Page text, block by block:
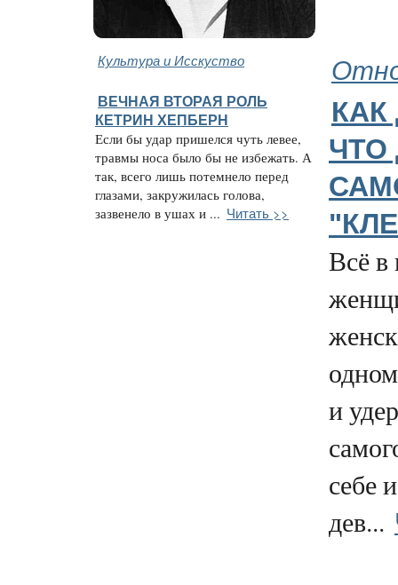
Культура и Исскуство
ВЕЧНАЯ ВТОРАЯ РОЛЬ
КЕТРИН ХЕПБЕРН
Если бы удар пришелся чуть левее,
травмы носа было бы не избежать. А
так, всего лишь потемнело перед
глазами, закружилась голова,
зазвенело в ушах и ... Читать >>
КАК
ЧТО
Всё в
и
себе
дев...